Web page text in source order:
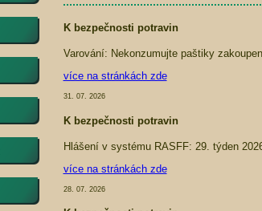
K bezpečnosti potravin
Varování: Nekonzumujte paštiky
více na stránkách zde
31. 07. 2026
K bezpečnosti potravin
Hlášení v systému RASFF: 29. týden
více na stránkách zde
28. 07. 2026